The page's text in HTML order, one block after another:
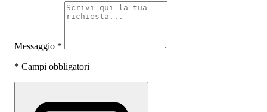
Messaggio *
* Campi obbligatori